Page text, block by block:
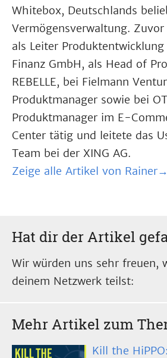
Whitebox, Deutschlands
Vermögensverwaltung. Zuvor
als Leiter
Finanz GmbH, als Head of
REBELLE, bei Fielmann
Produktmanager sowie bei
Produktmanager im E-
Center tätig und leitete das
Team bei der XING AG.
Zeige alle Artikel von Rainer→
Hat dir der Artikel
Wir würden uns sehr freuen,
deinem Netzwerk teilst:
Mehr Artikel zum
Kill the